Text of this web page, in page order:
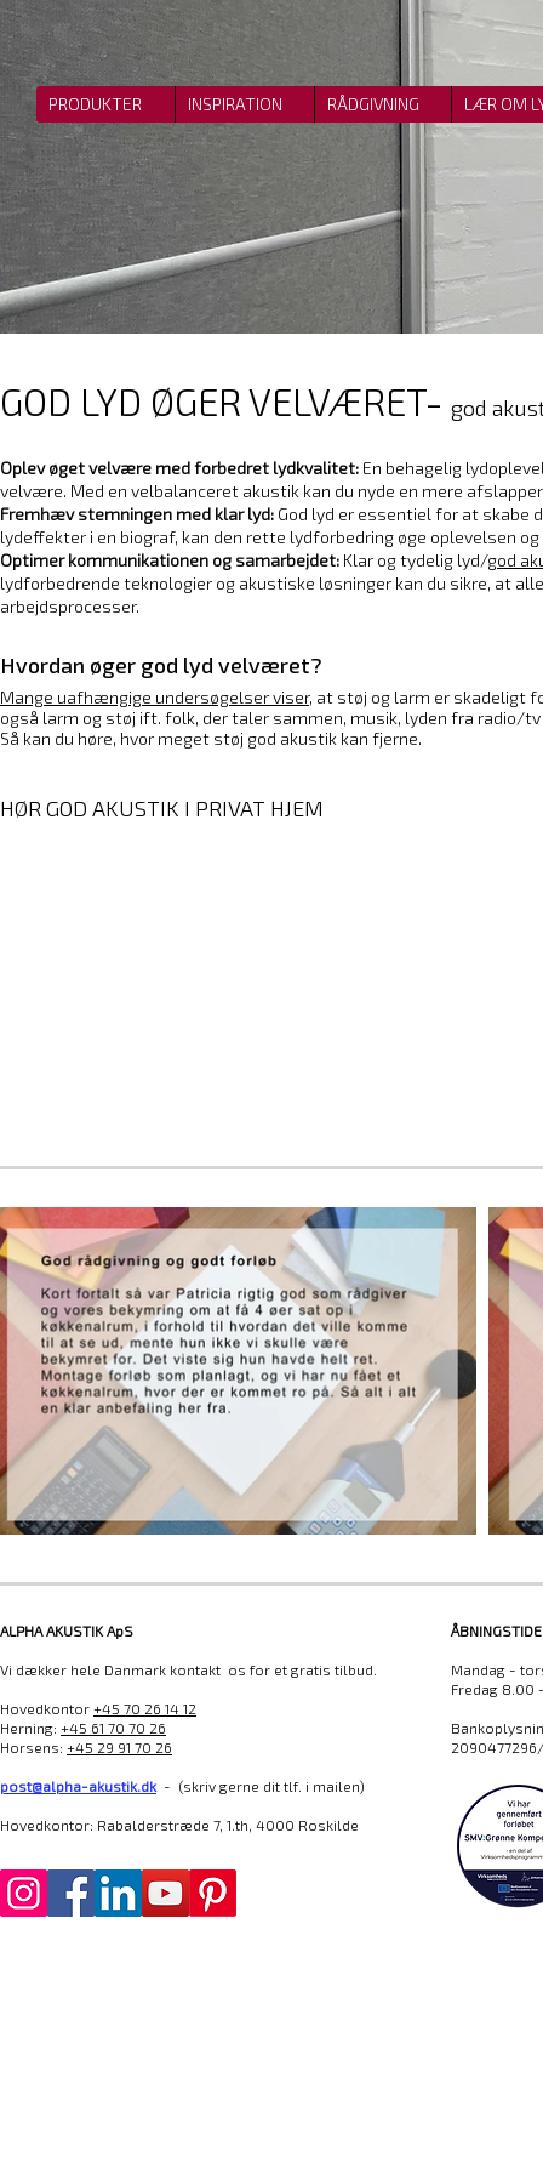
GOD LYD ØGER VELVÆRET- god
Oplev øget velvære med forbedret lydkvalitet: En behagelig
velvære. Med en velbalanceret akustik kan du nyde en mere
Fremhæv stemningen med klar lyd: God lyd er essentiel for at skabe
lydeffekter i en biograf, kan den rette lydforbedring øge oplevelsen
Optimer kommunikationen og samarbejdet: Klar og tydelig lyd/god
lydforbedrende teknologier og akustiske løsninger kan du sikre, at
arbejdsprocesser.
Hvordan øger god lyd velværet?
Mange uafhængige undersøgelser viser, at støj og larm er skadeligt
også larm og støj ift. folk, der taler sammen, musik, lyden fra radio/
Så kan du høre, hvor meget støj god akustik kan fjerne.
HØR GOD AKUSTIK I PRIVAT HJEM
PRODUKTER INSPIRATION RÅDGIVNING LÆR OM
ALPHA AKUSTIK ApS
Vi dækker hele Danmark kontakt os for et gratis tilbud.
Hovedkontor +45 70 26 14 12
Herning: +45 61 70 70 26
Horsens: +45 29 91 70 26
post@alpha-akustik.dk- (skriv gerne dit tlf. i mailen)
Hovedkontor: Rabalderstræde 7, 1.th, 4000 Roskilde
Mandag -
Fredag 8.00